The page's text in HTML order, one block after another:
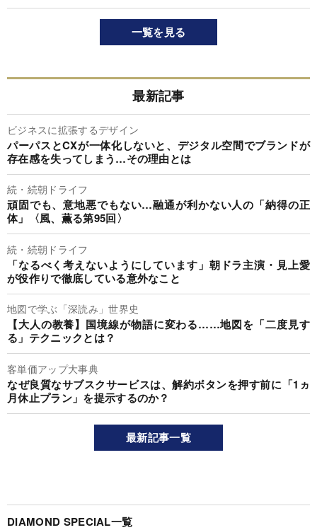
一覧を見る
最新記事
ビジネスに拡張するデザイン
パーパスとCXが一体化しないと、デジタル空間でブランドが
存在感を失ってしまう…その理由とは
続・続朝ドライフ
頑固でも、意地悪でもない…融通が利かない人の「納得の正
体」〈風、薫る第95回〉
続・続朝ドライフ
「なるべく考えないようにしています」朝ドラ主演・見上愛
が役作りで徹底している意外なこと
地図で学ぶ「深読み」世界史
【大人の教養】国境線が物語に変わる……地図を「二度見す
る」テクニックとは？
客単価アップ大事典
なぜ良質なサブスクサービスは、解約ボタンを押す前に「1ヵ
月休止プラン」を提示するのか？
最新記事一覧
DIAMOND SPECIAL一覧